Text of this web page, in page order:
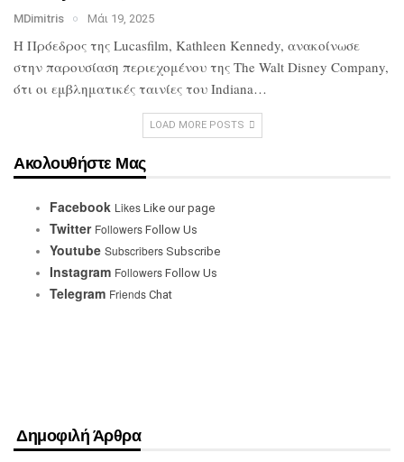
MDimitris Μάι 19, 2025
Η Πρόεδρος της Lucasfilm, Kathleen Kennedy, ανακοίνωσε
στην παρουσίαση περιεχομένου της The Walt Disney Company,
ότι οι εμβληματικές ταινίες του Indiana…
LOAD MORE POSTS
Ακολουθήστε Μας
Facebook Likes Like our page
Twitter Followers Follow Us
Youtube Subscribers Subscribe
Instagram Followers Follow Us
Telegram Friends Chat
Δημοφιλή Άρθρα